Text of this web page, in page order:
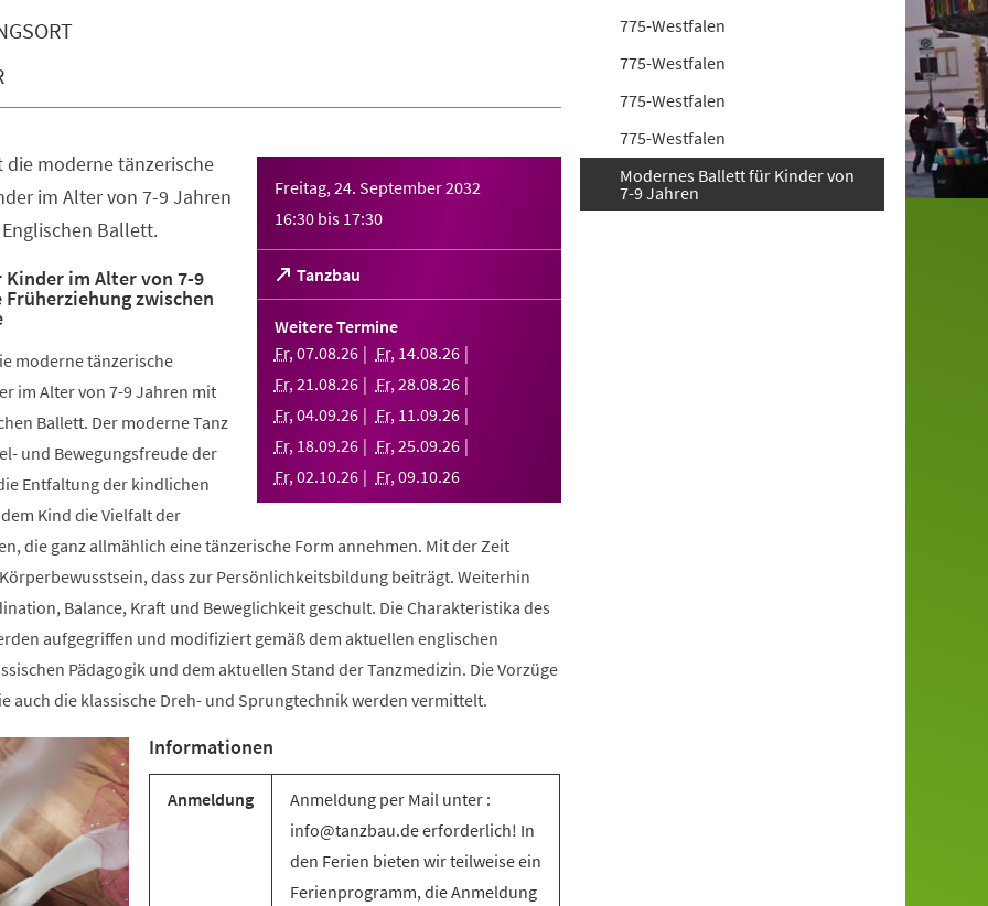
Freitag, 24. September 2032
16:30 bis 17:30
Tanzbau
(Öffnet
in
einem
Tab)
Weitere Termine
Fr,07.08.26 Fr, 14.08.26
Fr,21.08.26 Fr,28.08.26
Fr,04.09.26 Fr, 11.09.26
Fr, 18.09.26 Fr,25.09.26
Fr,02.10.26 Fr,09.10.26
die moderne tänzerische
im Alter von 7-9 Jahren
Ballett.
im Alter von 7-9
zwischen
moderne tänzerische
im Alter von 7-9 Jahren mit
Ballett. Der moderne Tanz
und Bewegungsfreude der
Entfaltung der kindlichen
Kind die Vielfalt der
die ganz allmählich eine tänzerische Form annehmen. Mit der Zeit
dass zur Persönlichkeitsbildung beiträgt. Weiterhin
Balance, Kraft und Beweglichkeit geschult. Die Charakteristika des
aufgegriffen und modifiziert gemäß dem aktuellen englischen
Pädagogik und dem aktuellen Stand der Tanzmedizin. Die Vorzüge
auch die klassische Dreh- und Sprungtechnik werden vermittelt.
Informationen
Anmeldung
Anmeldung per Mail unter :
info@tanzbau.de erforderlich! In
den Ferien bieten wir teilweise ein
Ferienprogramm, die Anmeldung
775-Westfalen
775-Westfalen
775-Westfalen
775-Westfalen
Modernes Ballett für Kinder von
7-9 Jahren